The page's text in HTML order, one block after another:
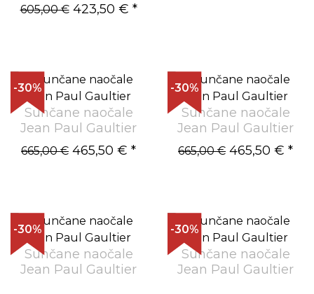
605,00 €423,50 € *
-30%
Sunčane naočale
Jean Paul Gaultier
665,00 € 465,50 € *
-30%
Sunčane naočale
Jean Paul Gaultier
665,00 € 465,50 € *
-30%
Sunčane naočale
Jean Paul Gaultier
-30%
Sunčane naočale
Jean Paul Gaultier